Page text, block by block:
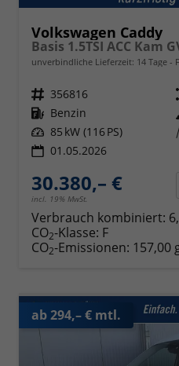
Volkswagen Caddy
Basis 1.5TSI ACC Kam
unverbindliche Lieferzeit: 14 Tage
Fahrzeugnr. 356816
Kraftstoff Benzin
Leistung 85 kW (116 PS)
01.05.2026
30.380,– €
incl. 19% MwSt.
Verbrauch kombiniert:
CO2-Klasse: F
CO2-Emissionen: 157,00
ab 294,– € mtl.